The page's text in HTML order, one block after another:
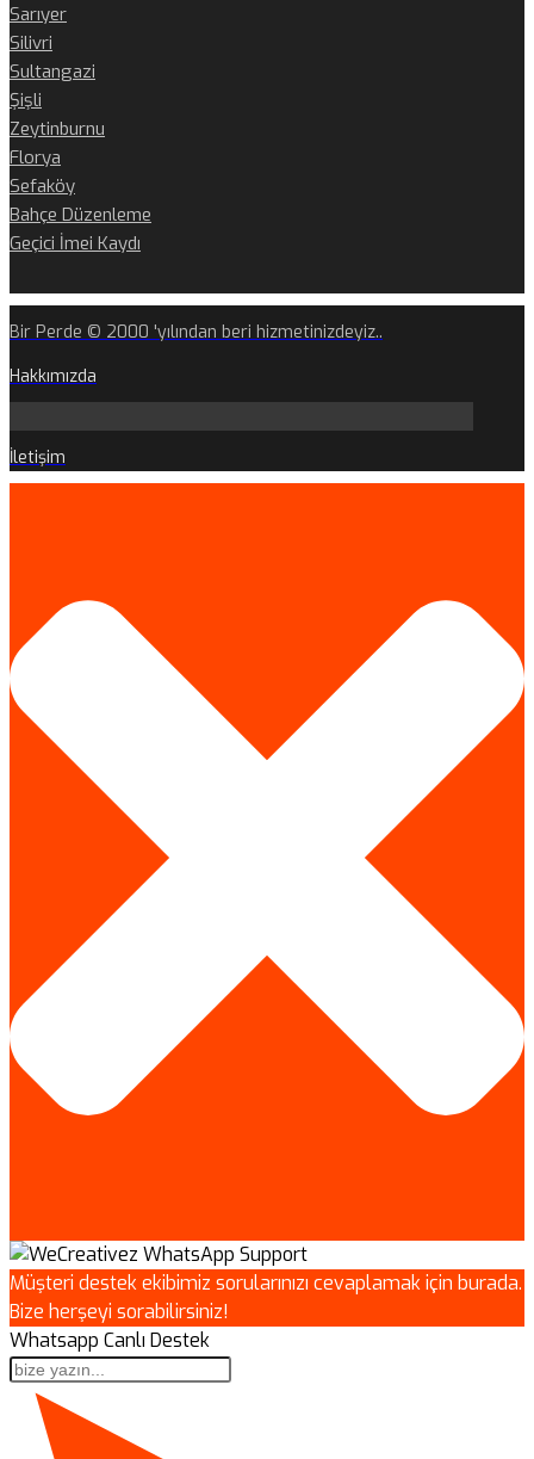
Sarıyer
Silivri
Sultangazi
Şişli
Zeytinburnu
Florya
Sefaköy
Bahçe Düzenleme
Geçici İmei Kaydı
Bir Perde © 2000 'yılından beri hizmetinizdeyiz..
Hakkımızda
İletişim
Müşteri destek ekibimiz sorularınızı cevaplamak için burada.
Bize herşeyi sorabilirsiniz!
Whatsapp Canlı Destek